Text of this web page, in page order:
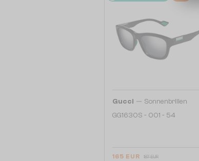
Gucci — Sonnenbrillen
GG1630S - 001 - 54
165 EUR 187 EUR